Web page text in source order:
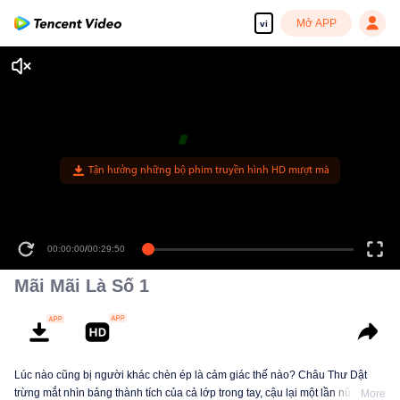
vi Mở APP
Tận hưởng những bộ phim truyền hình HD mượt mà
00:00:00/00:29:50
Mãi Mãi Là Số 1
Lúc nào cũng bị người khác chèn ép là cảm giác thế nào? Châu Thư Dật
trừng mắt nhìn bảng thành tích của cả lớp trong tay, cậu lại một lần nữa trông
More